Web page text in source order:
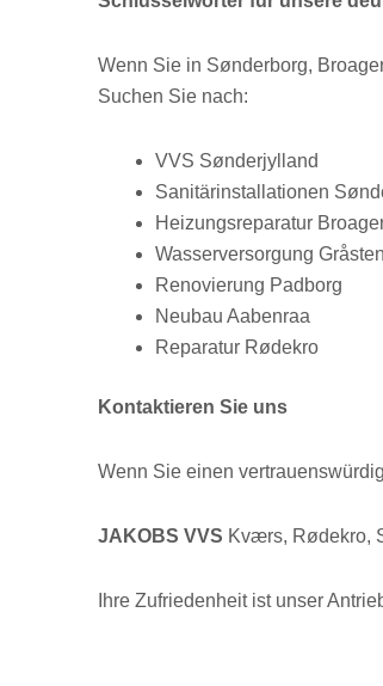
Wenn Sie in Sønderborg,
Suchen Sie nach:
VVS Sønderjylland
Sanitärinstallationen
Heizungsreparatur
Wasserversorgung Gråsten
Renovierung Padborg
Neubau Aabenraa
Reparatur Rødekro
Kontaktieren Sie uns
Wenn Sie einen
JAKOBS VVS Kværs, Rødekro,
Ihre Zufriedenheit ist unser